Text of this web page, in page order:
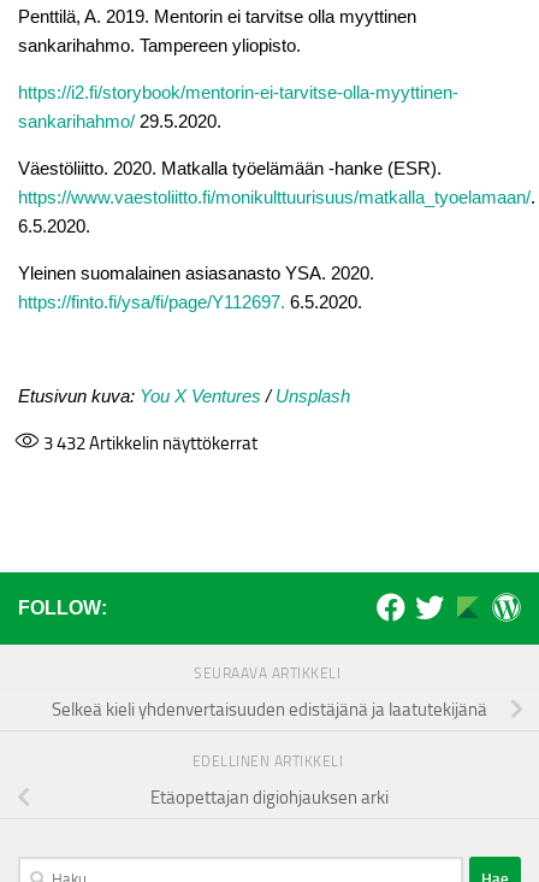
Penttilä, A. 2019. Mentorin ei tarvitse olla myyttinen
sankarihahmo. Tampereen yliopisto.
https://i2.fi/storybook/mentorin-ei-tarvitse-olla-myyttinen-
sankarihahmo/ 29.5.2020.
Väestöliitto. 2020. Matkalla työelämään -hanke (ESR).
https://www.vaestoliitto.fi/monikulttuurisuus/matkalla_tyoelamaan/.
6.5.2020.
Yleinen suomalainen asiasanasto YSA. 2020.
https://finto.fi/ysa/fi/page/Y112697. 6.5.2020.
Etusivun kuva: You X Ventures /Unsplash
3 432Artikkelin näyttökerrat
FOLLOW:
SEURAAVA ARTIKKELI
Selkeä kieli yhdenvertaisuuden edistäjänä ja laatutekijänä
EDELLINEN ARTIKKELI
Etäopettajan digiohjauksen arki
Haku: